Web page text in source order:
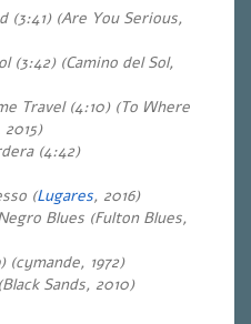
(3:41) (Are You Serious,
(3:42) (Camino del Sol,
Travel (4:10) (To Where
(4:42)
(Lugares, 2016)
Blues (Fulton Blues,
(cymande, 1972)
Sands, 2010)